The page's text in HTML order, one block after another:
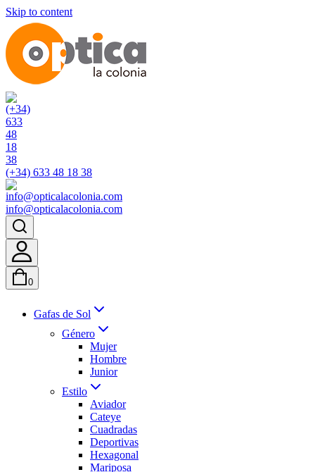
Skip to content
(+34) 633 48 18 38
info@opticalacolonia.com
0
Gafas de Sol
Género
Mujer
Hombre
Junior
Estilo
Aviador
Cateye
Cuadradas
Deportivas
Hexagonal
Mariposa